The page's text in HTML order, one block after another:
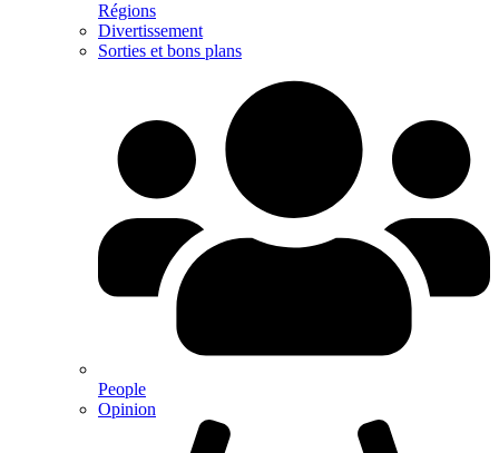
Régions
Divertissement
Sorties et bons plans
People
Opinion